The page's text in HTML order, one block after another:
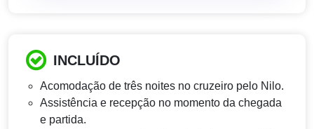
INCLUÍDO
Acomodação de três noites no cruzeiro pelo Nilo.
Assistência e recepção no momento da chegada
e partida.